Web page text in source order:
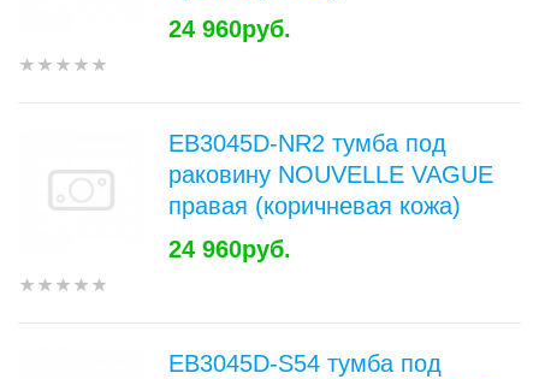
24 960руб.
EB3045D-NR2 тумба под
раковину NOUVELLE VAGUE
правая (коричневая кожа)
24 960руб.
EB3045D-S54 тумба под